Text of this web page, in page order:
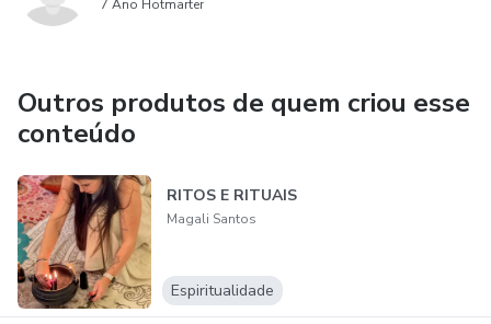
7 Ano Hotmarter
Outros produtos de quem criou esse
conteúdo
RITOS E RITUAIS
Magali Santos
Espiritualidade